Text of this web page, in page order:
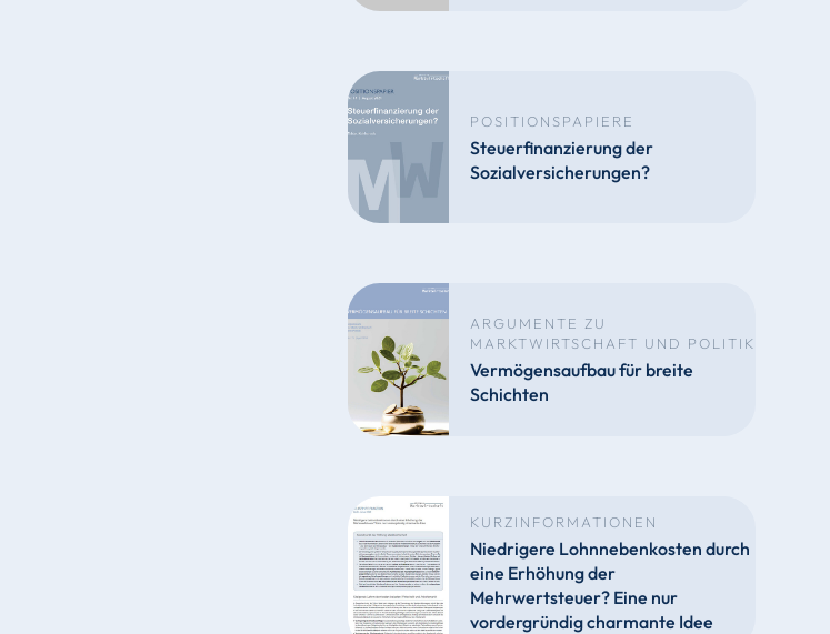
POSITIONSPAPIERE
Steuerfinanzierung der
Sozialversicherungen?
ARGUMENTE ZU
MARKTWIRTSCHAFT UND POLITIK
Vermögensaufbau für breite
Schichten
KURZINFORMATIONEN
Niedrigere Lohnnebenkosten durch
eine Erhöhung der
Mehrwertsteuer? Eine nur
vordergründig charmante Idee